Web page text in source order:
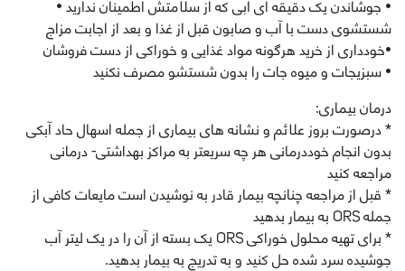
شستشوی دست با آب و صابون قبل از غذا و بعد از اجابت مزاج
•خودداری از خرید هرگونه مواد غذایی و خوراکی از دست فروشان
• سبزیجات و میوه جات را بدون شستشو مصرف نكنيد
درمان بیماری:
* درصورت بروز علائم و نشانه های بیماری از جمله اسهال حاد آبکی
بدون انجام خوددرمانی هر چه سریعتر به مراکز بهداشتی- درمانی
مراجعه کنيد
* قبل از مراجعه چنانچه بیمار قادر به نوشیدن است مایعات کافی از
جمله ORS به بیمار بدهید
* برای تهیه محلول خوراکی ORS یک بسته از آن را در یک لیتر آب
جوشیده سرد شده حل کنید و به تدريج به بيمار بدهيد.